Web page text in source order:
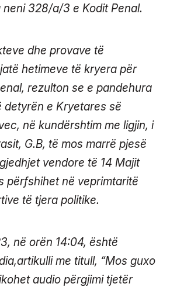
328/a/3 e Kodit Penal.
dhe provave të
hetimeve të kryera për
rezulton se e pandehura
detyrën e Kryetares së
në kundërshtim me ligjin, i
G.B, të mos marrë pjesë
vendore të 14 Majit
përfshihet në veprimtaritë
të tjera politike.
në orën 14:04, është
me titull, “Mos guxo
audio përgjimi tjetër